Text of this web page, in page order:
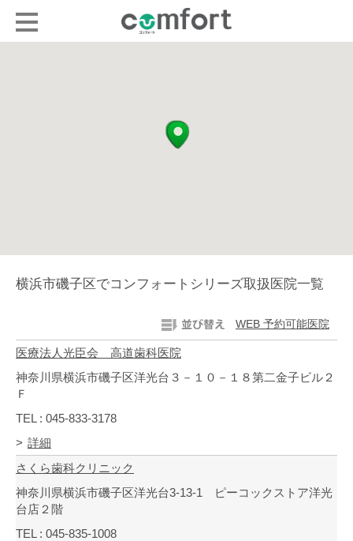
横浜市磯子区でコンフォートシリーズ取扱医院一覧
WEB 予約可能医院
医療法人光臣会 高道歯科医院
神奈川県横浜市磯子区洋光台３－１０－１８第二金子ビル２
Ｆ
TEL : 045-833-3178
詳細
さくら歯科クリニック
神奈川県横浜市磯子区洋光台3-13-1 ピーコックストア洋光
台店２階
TEL : 045-835-1008